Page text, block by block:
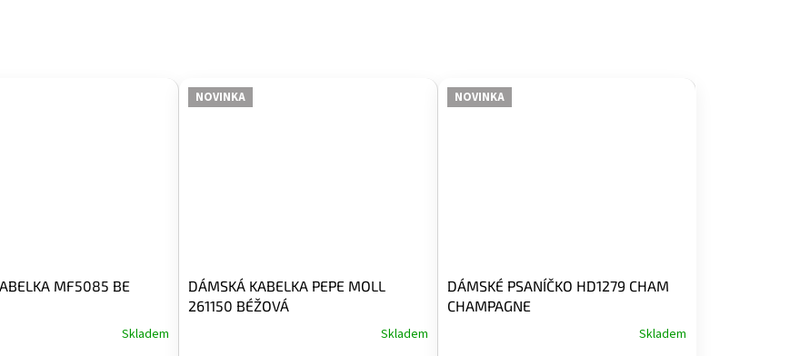
MF5085 BE
Skladem
NOVINKA
DÁMSKÁ KABELKA PEPE MOLL
261150 BÉŽOVÁ
Skladem
NOVINKA
DÁMSKÉ PSANÍČKO HD1279 CHAM
CHAMPAGNE
Skladem